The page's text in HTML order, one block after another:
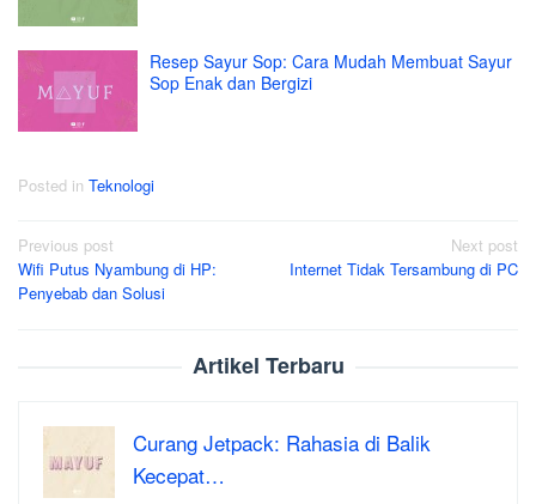
Resep Sayur Sop: Cara Mudah Membuat Sayur
Sop Enak dan Bergizi
Posted in Teknologi
Post
navigation
Previous post
Wifi Putus Nyambung di HP:
Penyebab dan Solusi
Next post
Internet Tidak Tersambung di PC
Artikel Terbaru
Curang Jetpack: Rahasia di Balik
Kecepat…